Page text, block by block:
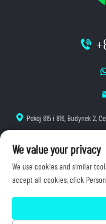
Pokój 815 i 816, Budynek 2,
We value your privacy
We use cookies and similar
accept all cookies, click